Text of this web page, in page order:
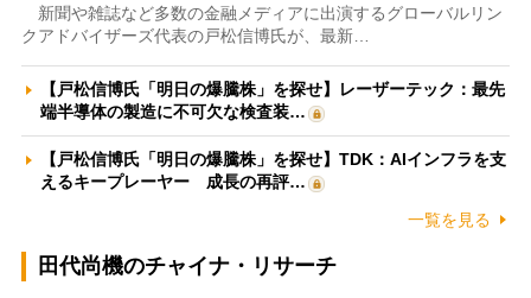
新聞や雑誌など多数の金融メディアに出演するグローバルリン
クアドバイザーズ代表の戸松信博氏が、最新…
【戸松信博氏「明日の爆騰株」を探せ】レーザーテック：最先
端半導体の製造に不可欠な検査装…
【戸松信博氏「明日の爆騰株」を探せ】TDK：AIインフラを支
えるキープレーヤー 成長の再評…
一覧を見る
田代尚機のチャイナ・リサーチ